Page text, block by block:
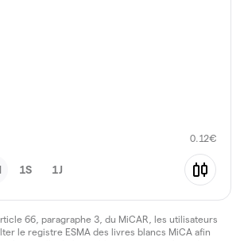
0.12€
1S 1J
66, paragraphe 3, du MiCAR, les utilisateurs
le registre ESMA des livres blancs MiCA afin